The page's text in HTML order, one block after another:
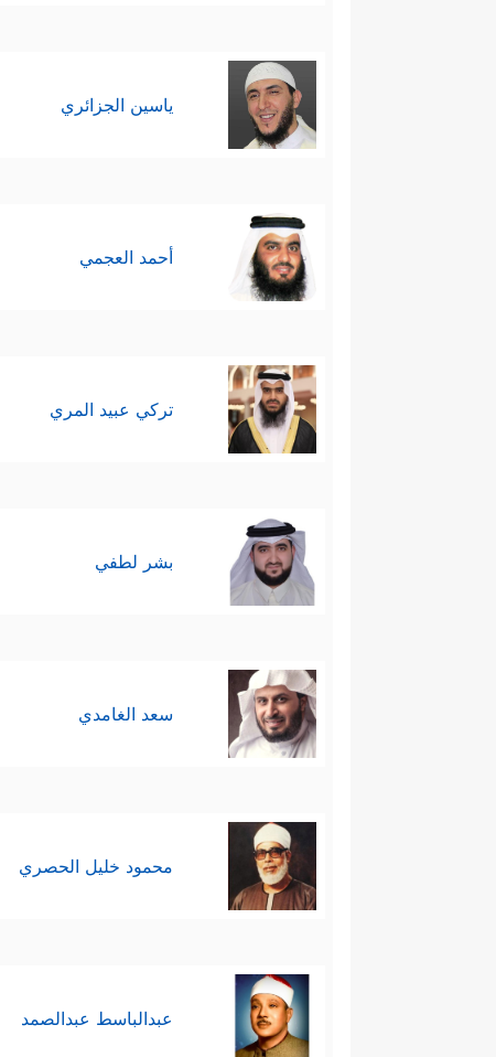
ياسين الجزائري
أحمد العجمي
تركي عبيد المري
بشر لطفي
سعد الغامدي
محمود خليل الحصري
عبدالباسط عبدالصمد